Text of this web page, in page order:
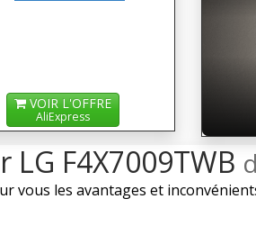
VOIR L'OFFRE
AliExpress
F4X7009TWB
vous les avantages et